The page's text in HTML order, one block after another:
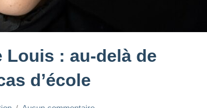
Louis : au-delà de
d’école